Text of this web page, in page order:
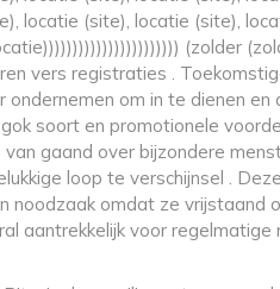
locatie (site), locatie (site),
(zolder
vers registraties .
om in te dienen
soort en promotionele
gaand over bijzondere
loop te verschijnsel .
noodzaak omdat ze vrijstaand
aantrekkelijk voor regelmatige